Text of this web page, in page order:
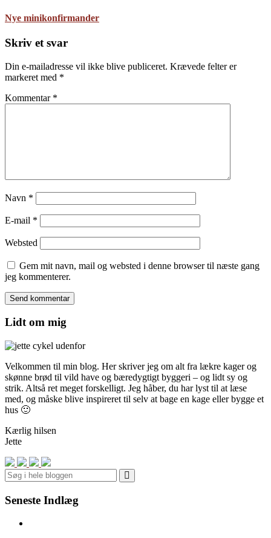
Nye minikonfirmander
Skriv et svar
Din e-mailadresse vil ikke blive publiceret. Krævede felter er
markeret med *
Kommentar *
Navn *
E-mail *
Websted
Gem mit navn, mail og websted i denne browser til næste gang
jeg kommenterer.
Lidt om mig
Velkommen til min blog. Her skriver jeg om alt fra lækre kager og
skønne brød til vild have og bæredygtigt byggeri – og lidt sy og
strik. Altså ret meget forskelligt. Jeg håber, du har lyst til at læse
med, og måske blive inspireret til selv at bage en kage eller bygge et
hus 🙂
Kærlig hilsen
Jette
Seneste Indlæg